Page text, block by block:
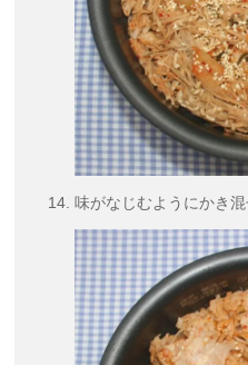
味がなじむようにかき